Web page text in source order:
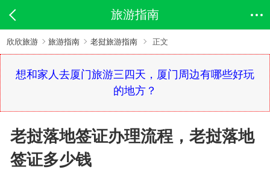
旅游指南
欣欣旅游 旅游指南 老挝旅游指南 正文
想和家人去厦门旅游三四天，厦门周边有哪些好玩
的地方？
老挝落地签证办理流程，老挝落地
签证多少钱